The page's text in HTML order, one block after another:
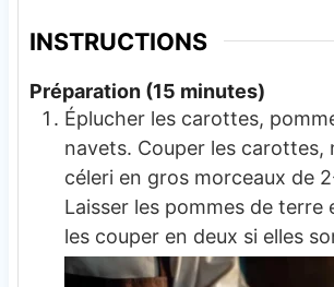
INSTRUCTIONS
Préparation (15 minutes)
Éplucher les carottes,
navets. Couper les carottes,
céleri en gros morceaux de
Laisser les pommes de terre
les couper en deux si elles